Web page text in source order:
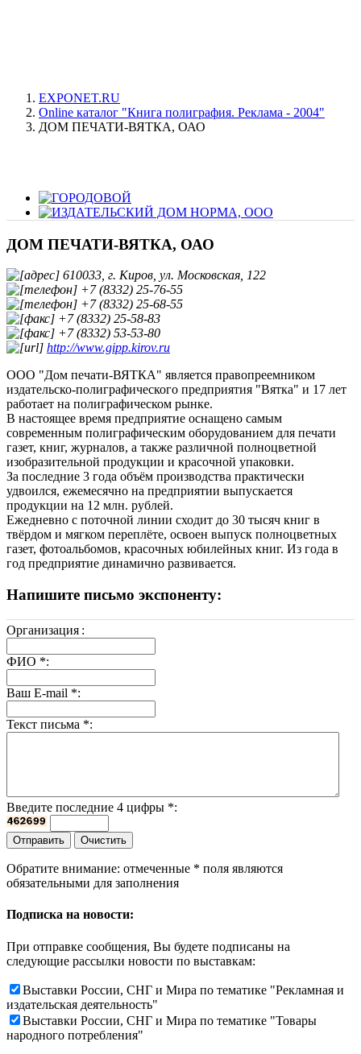
EXPONET.RU
Online каталог "Книга полиграфия. Реклама - 2004"
ДОМ ПЕЧАТИ-ВЯТКА, ОАО
ДОМ ПЕЧАТИ-ВЯТКА, ОАО
610033, г. Киров, ул. Московская, 122
+7 (8332) 25-76-55
+7 (8332) 25-68-55
+7 (8332) 25-58-83
+7 (8332) 53-53-80
http://www.gipp.kirov.ru
ООО "Дом печати-ВЯТКА" является правопреемником
издательско-полиграфического предприятия "Вятка" и 17 лет
работает на полиграфическом рынке.
В настоящее время предприятие оснащено самым
современным полиграфическим оборудованием для печати
газет, книг, журналов, а также различной полноцветной
изобразительной продукции и красочной упаковки.
За последние 3 года объём производства практически
удвоился, ежемесячно на предприятии выпускается
продукции на 12 млн. рублей.
Ежедневно с поточной линии сходит до 30 тысяч книг в
твёрдом и мягком переплёте, освоен выпуск полноцветных
газет, фотоальбомов, красочных юбилейных книг. Из года в
год предприятие динамично развивается.
Напишите письмо экспоненту:
Организация :
ФИО *:
Ваш E-mail *:
Текст письма *:
Введите последние 4 цифры *:
Обратите внимание: отмеченные * поля являются
обязательными для заполнения
Подписка на новости:
При отправке сообщения, Вы будете подписаны на
следующие рассылки новости по выставкам:
Выставки России, СНГ и Мира по тематике "Рекламная и
издательская деятельность"
Выставки России, СНГ и Мира по тематике "Товары
народного потребления"